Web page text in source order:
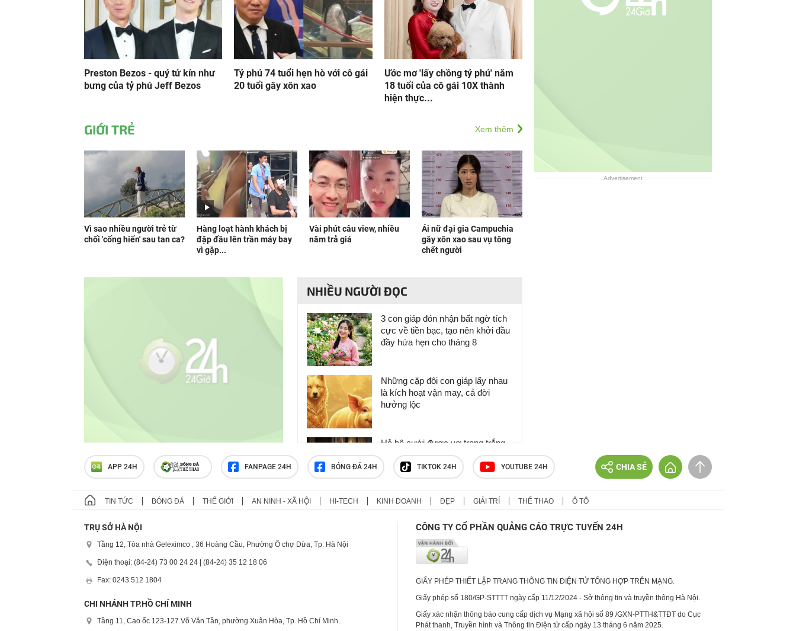
Preston Bezos - quý tử kín như
bưng của tỷ phú Jeff Bezos
Tỷ phú 74 tuổi hẹn hò với cô gái
20 tuổi gây xôn xao
Ước mơ 'lấy chồng tỷ phú' năm
18 tuổi của cô gái 10X thành
hiện thực...
GIỚI TRẺ Xem thêm
Vì sao nhiều người trẻ từ
chối 'cống hiến' sau tan ca?
Hàng loạt hành khách bị
đập đầu lên trần máy bay
vì gặp...
Vài phút câu view, nhiều
năm trả giá
Ái nữ đại gia Campuchia
gây xôn xao sau vụ tông
chết người
NHIỀU NGƯỜI ĐỌC
3 con giáp đón nhận bất ngờ tích
cực về tiền bạc, tạo nên khởi đầu
đầy hứa hẹn cho tháng 8
Những cặp đôi con giáp lấy nhau
là kích hoạt vận may, cả đời
hưởng lộc
Hả hê cưới được vợ trong trắng,
đêm tân hôn, tôi nhận ngay quả
báo khiến bản thân chết lặng, bẽ
bàng
Đi qua nửa đời người mới hiểu:
sở hữu 2 điều này đã là người
thành công
Advertisement
APP 24H FANPAGE 24H BÓNG ĐÁ 24H TIKTOK 24H YOUTUBE 24H CHIA SẺ
TIN TỨC BÓNG ĐÁ THẾ GIỚI AN NINH - XÃ HỘI HI-TECH KINH DOANH ĐẸP GIẢI TRÍ THỂ THAO Ô TÔ
TRỤ SỞ HÀ NỘI
Tầng 12, Tòa nhà Geleximco , 36 Hoàng Cầu, Phường Ô chợ Dừa, Tp. Hà Nội
Điện thoại: (84-24) 73 00 24 24 | (84-24) 35 12 18 06
Fax: 0243 512 1804
CHI NHÁNH TP.HỒ CHÍ MINH
Tầng 11, Cao ốc 123-127 Võ Văn Tần, phường Xuân Hòa, Tp. Hồ Chí Minh.
CÔNG TY CỔ PHẦN QUẢNG CÁO TRỰC TUYẾN 24H
GIẤY PHÉP THIẾT LẬP TRANG THÔNG TIN ĐIỆN TỬ TỔNG HỢP TRÊN MẠNG.
Giấy phép số 180/GP-STTTT ngày cấp 11/12/2024 - Sở thông tin và truyền thông Hà Nội.
Giấy xác nhận thông báo cung cấp dịch vụ Mạng xã hội số 89 /GXN-PTTH&TTĐT do Cục
Phát thanh, Truyền hình và Thông tin Điện tử cấp ngày 13 tháng 6 năm 2025.